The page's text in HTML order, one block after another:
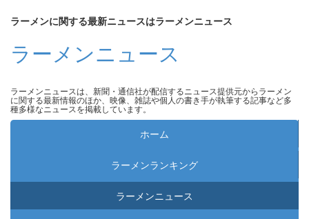
ラーメンに関する最新ニュースはラーメンニュース
ラーメンニュース
ラーメンニュースは、新聞・通信社が配信するニュース提供元からラーメン
に関する最新情報のほか、映像、雑誌や個人の書き手が執筆する記事など多
種多様なニュースを掲載しています。
ホーム
ラーメンランキング
ラーメンニュース